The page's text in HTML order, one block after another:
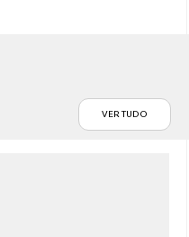
VER TUDO